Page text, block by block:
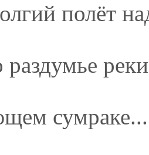
полёт
реки
сумраке...